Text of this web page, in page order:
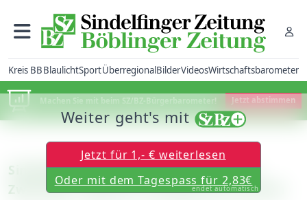
Kreis BBBlaulichtSportÜberregionalBilderVideosWirtschaftsbarometer
Machen Sie mit beim SZ/BZ-Bürgerbarometer! Jetzt abstimmen
Sindelfingen: Junge Leute lernen, wie
Zweiräder repariert und gewartet werden
Weiter geht's mit
Jetzt für 1,- € weiterlesen
Oder mit dem Tagespass für 2,83€
endet automatisch